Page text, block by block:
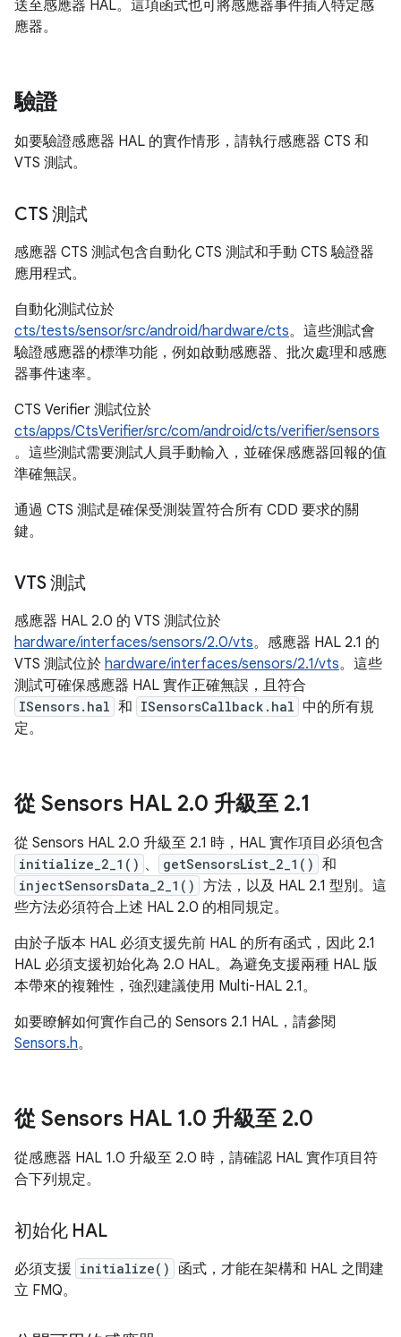
送至感應器 HAL。這項函式也可將感應器事件插入特定感
應器。
驗證
如要驗證感應器 HAL 的實作情形，請執行感應器 CTS 和
VTS 測試。
CTS 測試
感應器 CTS 測試包含自動化 CTS 測試和手動 CTS 驗證器
應用程式。
自動化測試位於
cts/tests/sensor/src/android/hardware/cts。這些測試會
驗證感應器的標準功能，例如啟動感應器、批次處理和感應
器事件速率。
CTS Verifier 測試位於
cts/apps/CtsVerifier/src/com/android/cts/verifier/sensors
。這些測試需要測試人員手動輸入，並確保感應器回報的值
準確無誤。
通過 CTS 測試是確保受測裝置符合所有 CDD 要求的關
鍵。
VTS 測試
感應器 HAL 2.0 的 VTS 測試位於
hardware/interfaces/sensors/2.0/vts。感應器 HAL 2.1 的
VTS 測試位於 hardware/interfaces/sensors/2.1/vts。這些
測試可確保感應器 HAL 實作正確無誤，且符合
ISensors.hal 和 ISensorsCallback.hal 中的所有規
定。
從 Sensors HAL 2.0 升級至 2.1
從 Sensors HAL 2.0 升級至 2.1 時，HAL 實作項目必須包含
initialize_2_1() 、 getSensorsList_2_1() 和
injectSensorsData_2_1() 方法，以及 HAL 2.1 型別。這
些方法必須符合上述 HAL 2.0 的相同規定。
由於子版本 HAL 必須支援先前 HAL 的所有函式，因此 2.1
HAL 必須支援初始化為 2.0 HAL。為避免支援兩種 HAL 版
本帶來的複雜性，強烈建議使用 Multi-HAL 2.1。
如要瞭解如何實作自己的 Sensors 2.1 HAL，請參閱
Sensors.h。
從 Sensors HAL 1.0 升級至 2.0
從感應器 HAL 1.0 升級至 2.0 時，請確認 HAL 實作項目符
合下列規定。
初始化 HAL
必須支援 initialize()
函式，才能在架構和 HAL 之間建
立 FMQ。